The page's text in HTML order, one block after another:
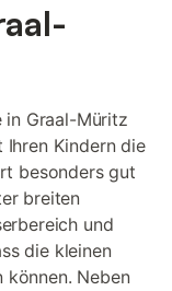
in Graal-Müritz
Ihren Kindern die
besonders gut
breiten
und
die kleinen
können. Neben